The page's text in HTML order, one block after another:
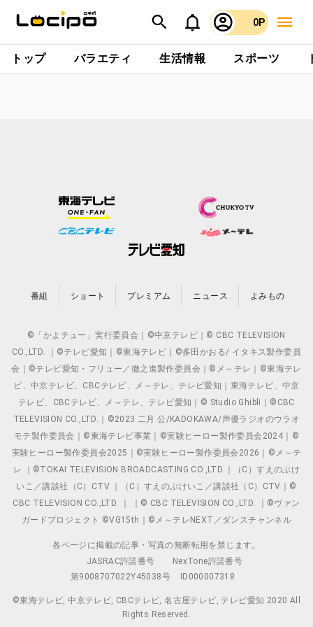
0P
トップ バラエティ 生活情報 スポーツ
番組 ショート プレミアム ニュース よみもの
©「かよチュー」実行委員会｜©中京テレビ｜© CBC TELEVISION
CO.,LTD. ｜©テレビ愛知｜©東海テレビ｜©多田かおる/ イタキス製作委員
会｜©テレビ愛知・フリュー／徹之進製作委員会｜©メ～テレ｜©東海テレ
ビ、中京テレビ、CBCテレビ、メ～テレ、テレビ愛知｜東海テレビ、中京
テレビ、CBCテレビ、メ～テレ、テレビ愛知｜© Studio Ghibli｜©CBC
TELEVISION CO.,LTD.｜©2023 二月 公/KADOKAWA/声優ラジオのウラオ
モテ製作委員会｜©東海テレビ事業｜©実験ヒーロー製作委員会2024｜©
実験ヒーロー製作委員会2025｜©実験ヒーロー製作委員会2026｜©メ～テ
レ ｜©TOKAI TELEVISION BROADCASTING CO.,LTD.｜（C）すえのぶけ
いこ／講談社（C）CTV ｜（C）すえのぶけいこ／講談社（C）CTV｜©
CBC TELEVISION CO.,LTD. ｜ ｜© CBC TELEVISION CO.,LTD. ｜©ヴァン
ガードプロジェクト ©VG15th｜©メ～テレNEXT／ダンスチャンネル
各ページに掲載の記事・写真の無断転用を禁じます。
JASRAC許諾番号
NexTone許諾番号
第9008707022Y45038号
ID000007318
©東海テレビ, 中京テレビ, CBCテレビ, 名古屋テレビ, テレビ愛知 2020 All
Rights Reserved.